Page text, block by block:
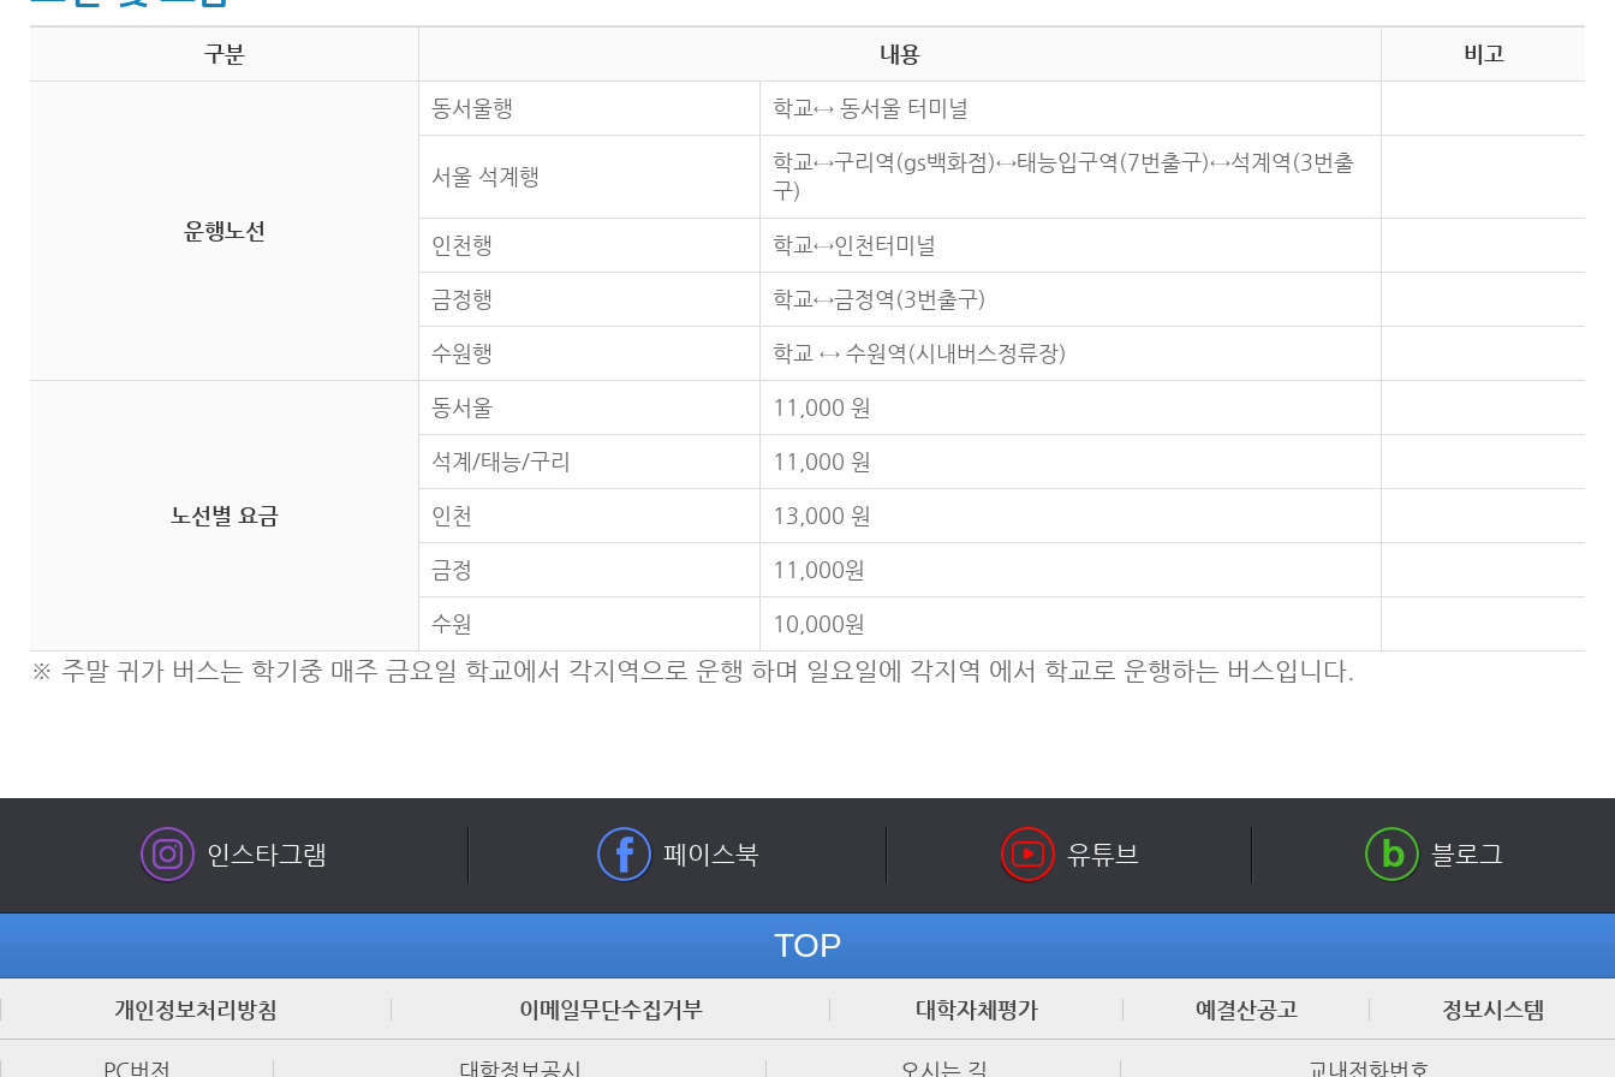
구분 내용 비고
운행노선
동서울행 학교↔ 동서울 터미널
서울 석계행
학교↔구리역(gs백화점)↔태능입구역(7번출구)↔석계역(3번출
구)
인천행 학교↔인천터미널
금정행 학교↔금정역(3번출구)
수원행 학교 ↔ 수원역(시내버스정류장)
노선별 요금
동서울 11,000 원
석계/태능/구리 11,000 원
인천 13,000 원
금정 11,000원
수원 10,000원
※ 주말 귀가 버스는 학기중 매주 금요일 학교에서 각지역으로 운행 하며 일요일에 각지역 에서 학교로 운행하는 버스입니다.
인스타그램 페이스북 유튜브 블로그
TOP
개인정보처리방침 이메일무단수집거부 대학자체평가 예결산공고 정보시스템
PC버전 대학정보공시 오시는 길 교내전화번호